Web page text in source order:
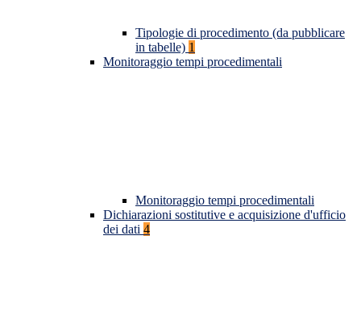
Tipologie di procedimento (da pubblicare
in tabelle) 1
Monitoraggio tempi procedimentali
Monitoraggio tempi procedimentali
Dichiarazioni sostitutive e acquisizione d'ufficio
dei dati 4